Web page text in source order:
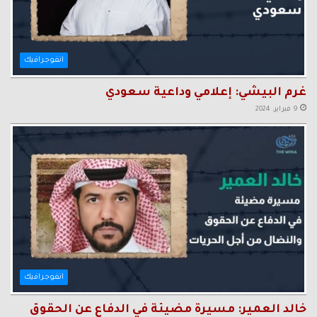
انفوجرافيك
غرم البيشي: إعلامي وداعية سعودي
9 فبراير، 2024
انفوجرافيك
خالد العمير: مسيرة مضيئة في الدفاع عن الحقوق